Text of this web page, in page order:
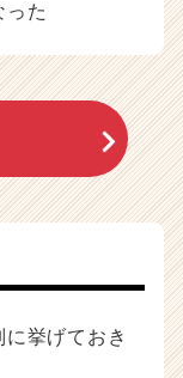
った
挙げておき